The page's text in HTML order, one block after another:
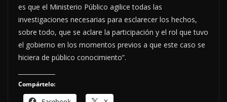
es que el Ministerio Público agilice todas las
investigaciones necesarias para esclarecer los hechos,
sobre todo, que se aclare la participación y el rol que tuvo
el gobierno en los momentos previos a que este caso se
hiciera de público conocimiento”.
Compártelo: